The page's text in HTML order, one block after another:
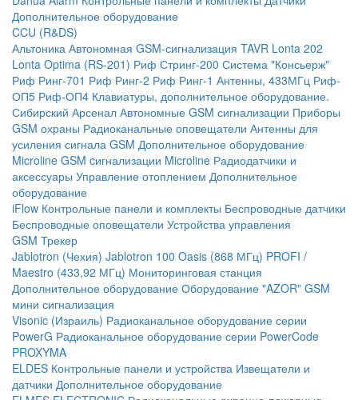
Дополнительное оборудование
CCU (R&DS)
Альтоника Автономная GSM-сигнализация TAVR Lonta 202
Lonta Optima (RS-201) Риф Стринг-200 Система "Консьерж"
Риф Ринг-701 Риф Ринг-2 Риф Ринг-1 Антенны, 433МГц Риф-
ОП5 Риф-ОП4 Клавиатуры, дополнительное оборудование.
Сибирский Арсенал Автономные GSM сигнализации Приборы
GSM охраны Радиоканальные оповещатели Антенны для
усиления сигнала GSM Дополнительное оборудование
Microline GSM cигнализации Microline Радиодатчики и
аксессуары Управление отоплением Дополнительное
оборудование
iFlow Контрольные панели и комплекты Беспроводные датчики
Беспроводные оповещатели Устройства управления
GSM Трекер
Jablotron (Чехия) Jablotron 100 Oasis (868 МГц) PROFI /
Maestro (433,92 МГц) Мониторинговая станция
Дополнительное оборудование Оборудование "AZOR" GSM
мини сигнализация
Visonic (Израиль) Радиоканальное оборудование серии
PowerG Радиоканальное оборудование серии PowerCode
PROXYMA
ELDES Контрольные панели и устройства Извещатели и
датчики Дополнительное оборудование